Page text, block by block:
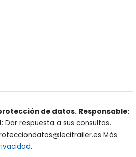
de datos. Responsable:
: Dar respuesta a sus consultas.
Más
.